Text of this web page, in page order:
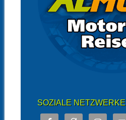
SOZIALE NETZWERKE